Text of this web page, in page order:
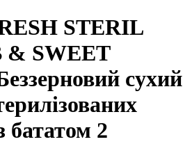
STERIL
& SWEET
сухий
бататом 2